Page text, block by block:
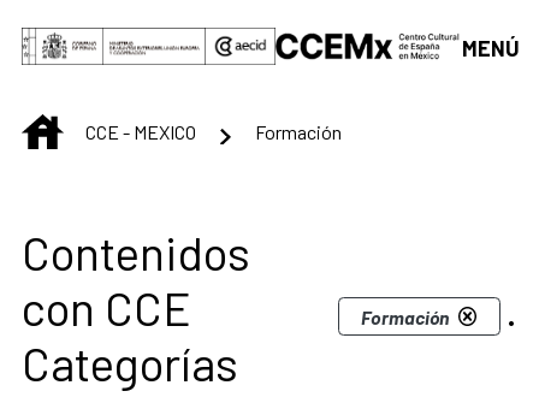
Saltar al contenido principal
MENÚ
INICIOCCE - MEXICO Formación
Centro Cultural de
Contenidos
con CCE
Categorías
Formación .